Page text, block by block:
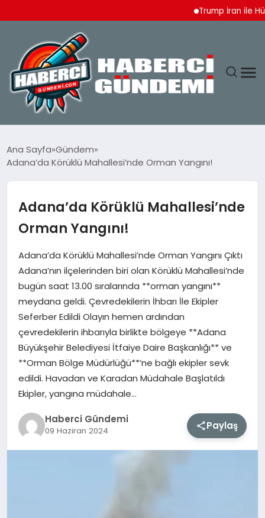
Trump İran ile
SPOR
EKONOMI
DÜNYA
MAGAZIN
EĞITIM
SAĞLIK
TEKNOLOJI
Ana Sayfa Gündem
Adana’da Körüklü Mahallesi’nde Orman Yangını!
Adana’da Körüklü Mahallesi’nde
Orman Yangını!
Adana’da Körüklü Mahallesi’nde Orman Yangını Çıktı
Adana’nın ilçelerinden biri olan Körüklü Mahallesi’nde
bugün saat 13.00 sıralarında **orman yangını**
meydana geldi. Çevredekilerin İhbarı İle Ekipler
Seferber Edildi Olayın hemen ardından
çevredekilerin ihbarıyla birlikte bölgeye **Adana
Büyükşehir Belediyesi İtfaiye Daire Başkanlığı** ve
**Orman Bölge Müdürlüğü**’ne bağlı ekipler sevk
edildi. Havadan ve Karadan Müdahale Başlatıldı
Ekipler, yangına müdahale…
Haberci Gündemi
09 Haziran 2024 Paylaş